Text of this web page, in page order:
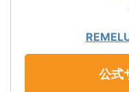
公式